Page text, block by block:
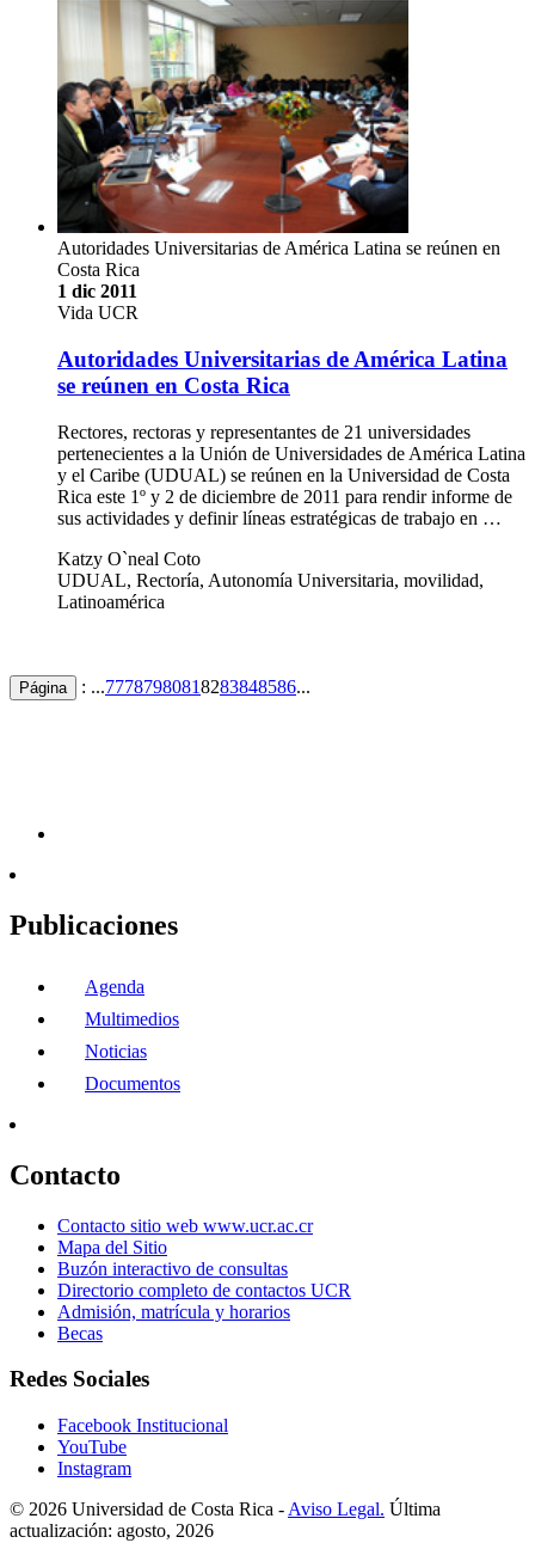
Autoridades Universitarias de América Latina se reúnen en
Costa Rica
1 dic 2011
Vida UCR
Autoridades Universitarias de América Latina
se reúnen en Costa Rica
Rectores, rectoras y representantes de 21 universidades
pertenecientes a la Unión de Universidades de América Latina
y el Caribe (UDUAL) se reúnen en la Universidad de Costa
Rica este 1º y 2 de diciembre de 2011 para rendir informe de
sus actividades y definir líneas estratégicas de trabajo en …
Katzy O`neal Coto
UDUAL, Rectoría, Autonomía Universitaria, movilidad,
Latinoamérica
Página : ...77787980818283848586...
Publicaciones
Agenda
Multimedios
Noticias
Documentos
Contacto
Contacto sitio web www.ucr.ac.cr
Mapa del Sitio
Buzón interactivo de consultas
Directorio completo de contactos UCR
Admisión, matrícula y horarios
Becas
Redes Sociales
Facebook Institucional
YouTube
Instagram
© 2026 Universidad de Costa Rica - Aviso Legal. Última
actualización: agosto, 2026